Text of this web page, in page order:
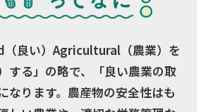
（良い）Agricultural（農業）を
する」の略で、「良い農業の取
なります。農産物の安全性はも